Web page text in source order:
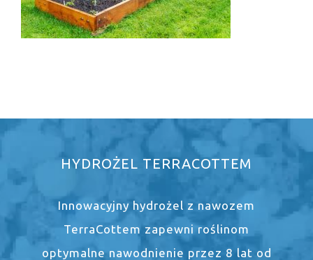
HYDROŻEL TERRACOTTEM
Innowacyjny hydrożel z nawozem
TerraCottem zapewni roślinom
optymalne nawodnienie przez 8 lat od